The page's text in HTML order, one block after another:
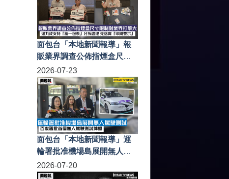
面包台「本地新聞報導」報
販業界調查公佈指煙盒尺寸
限制對業界打擊大 逾九成支
持「統一包裝」分拆處理 先
落實「印刷要求」
2026-07-23
面包台「本地新聞報導」運
輪署批准機場島展開無人駕
駛測試 百度獲批首個無人駕
駛測試牌照
2026-07-20